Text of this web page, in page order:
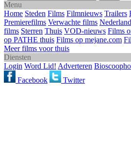
Menu
Home Steden Films Filmnieuws Trailers
Premierefilms Verwachte films
films Sterren Thuis VOD-nieuws Films
op PATHE thuis Films op mejane.com
Meer films voor thuis
Diensten
Login Word Lid! Adverteren
Facebook
Twitter